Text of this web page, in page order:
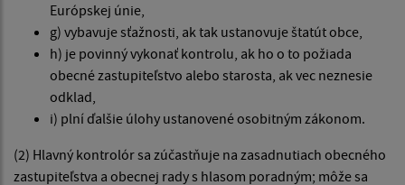
Európskej únie,
g) vybavuje sťažnosti, ak tak ustanovuje štatút obce,
h) je povinný vykonať kontrolu, ak ho o to požiada
obecné zastupiteľstvo alebo starosta, ak vec neznesie
odklad,
i) plní ďalšie úlohy ustanovené osobitným zákonom.
(2) Hlavný kontrolór sa zúčastňuje na zasadnutiach obecného
zastupiteľstva a obecnej rady s hlasom poradným; môže sa